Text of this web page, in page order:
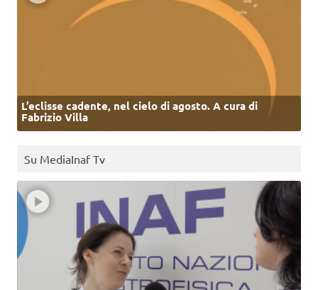
L’eclisse cadente, nel cielo di agosto. A cura di
Fabrizio Villa
Su MediaInaf Tv